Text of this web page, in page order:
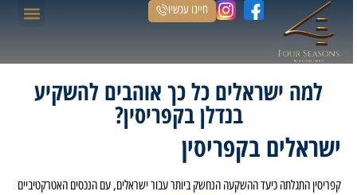
חייגו עכשיו
למה ישראלים כל כך אוהבים להשקיע
בנדלן בקפריסין?
ישראלים בקפריסין
קפריסין התגלתה כיעד ההשקעה הנחשק ביותר עבור ישראלים, עם הנכסים האטרקטיביים